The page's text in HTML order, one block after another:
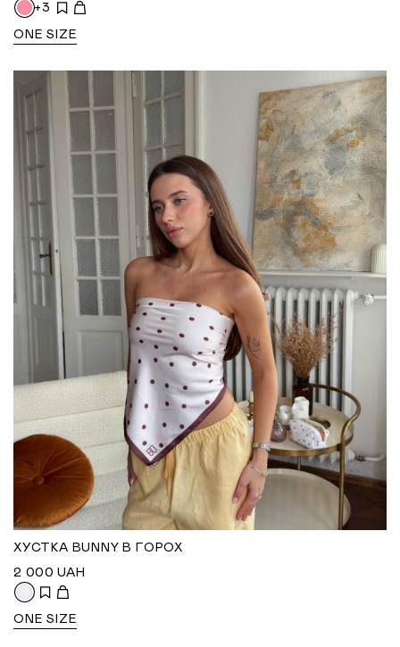
+3
ONE SIZE
ХУСТКА BUNNY В ГОРОХ
2 000 UAH
ONE SIZE